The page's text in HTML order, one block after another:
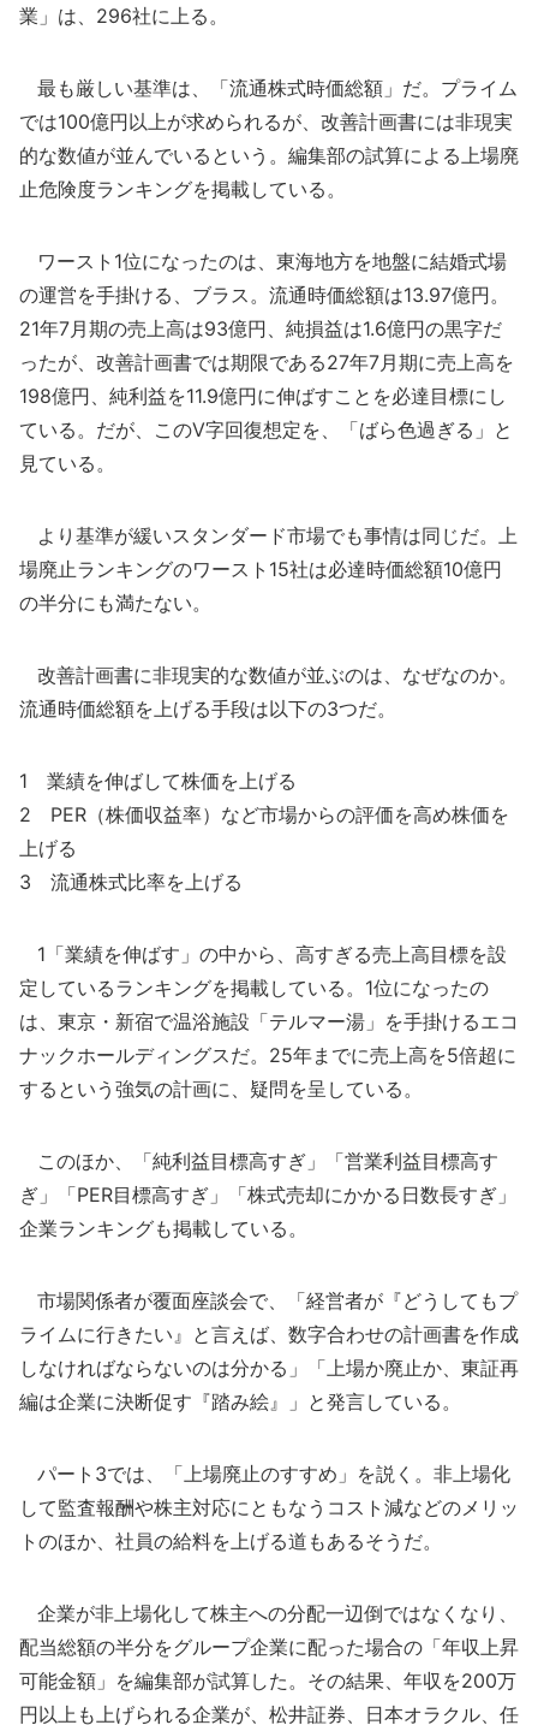
業」は、296社に上る。
最も厳しい基準は、「流通株式時価総額」だ。プライム
では100億円以上が求められるが、改善計画書には非現実
的な数値が並んでいるという。編集部の試算による上場廃
止危険度ランキングを掲載している。
ワースト1位になったのは、東海地方を地盤に結婚式場
の運営を手掛ける、ブラス。流通時価総額は13.97億円。
21年7月期の売上高は93億円、純損益は1.6億円の黒字だ
ったが、改善計画書では期限である27年7月期に売上高を
198億円、純利益を11.9億円に伸ばすことを必達目標にし
ている。だが、このV字回復想定を、「ばら色過ぎる」と
見ている。
より基準が緩いスタンダード市場でも事情は同じだ。上
場廃止ランキングのワースト15社は必達時価総額10億円
の半分にも満たない。
改善計画書に非現実的な数値が並ぶのは、なぜなのか。
流通時価総額を上げる手段は以下の3つだ。
1 業績を伸ばして株価を上げる
2 PER（株価収益率）など市場からの評価を高め株価を
上げる
3 流通株式比率を上げる
1「業績を伸ばす」の中から、高すぎる売上高目標を設
定しているランキングを掲載している。1位になったの
は、東京・新宿で温浴施設「テルマー湯」を手掛けるエコ
ナックホールディングスだ。25年までに売上高を5倍超に
するという強気の計画に、疑問を呈している。
このほか、「純利益目標高すぎ」「営業利益目標高す
ぎ」「PER目標高すぎ」「株式売却にかかる日数長すぎ」
企業ランキングも掲載している。
市場関係者が覆面座談会で、「経営者が『どうしてもプ
ライムに行きたい』と言えば、数字合わせの計画書を作成
しなければならないのは分かる」「上場か廃止か、東証再
編は企業に決断促す『踏み絵』」と発言している。
パート3では、「上場廃止のすすめ」を説く。非上場化
して監査報酬や株主対応にともなうコスト減などのメリッ
トのほか、社員の給料を上げる道もあるそうだ。
企業が非上場化して株主への分配一辺倒ではなくなり、
配当総額の半分をグループ企業に配った場合の「年収上昇
可能金額」を編集部が試算した。その結果、年収を200万
円以上も上げられる企業が、松井証券、日本オラクル、任